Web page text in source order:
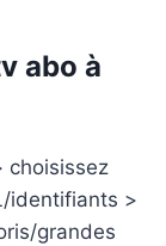
abo à
choisissez
identifiants >
grandes